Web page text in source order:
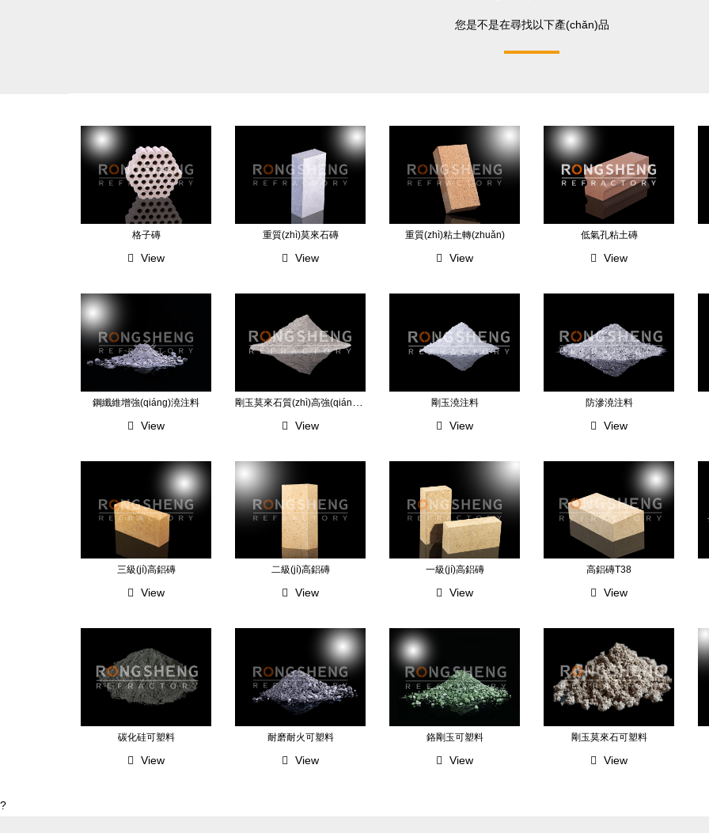
您是不是在尋找以下產(chǎn)品
格子磚
View
重質(zhì)莫來石磚
View
重質(zhì)粘土轉(zhuǎn)
View
低氣孔粘土磚
View
鋼纖維增強(qiáng)澆注料
View
View
剛玉澆注料
View
防滲澆注料
View
三級(jí)高鋁磚
View
二級(jí)高鋁磚
View
一級(jí)高鋁磚
View
高鋁磚T38
View
碳化硅可塑料
View
耐磨耐火可塑料
View
鉻剛玉可塑料
View
剛玉莫來石可塑料
View
?